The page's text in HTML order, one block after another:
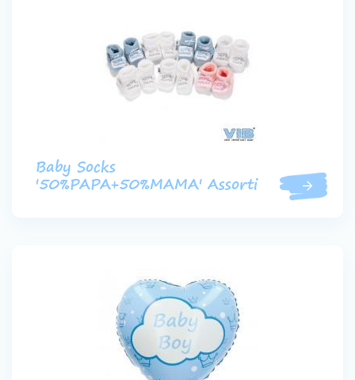
Baby Socks
'50%PAPA+50%MAMA' Assorti